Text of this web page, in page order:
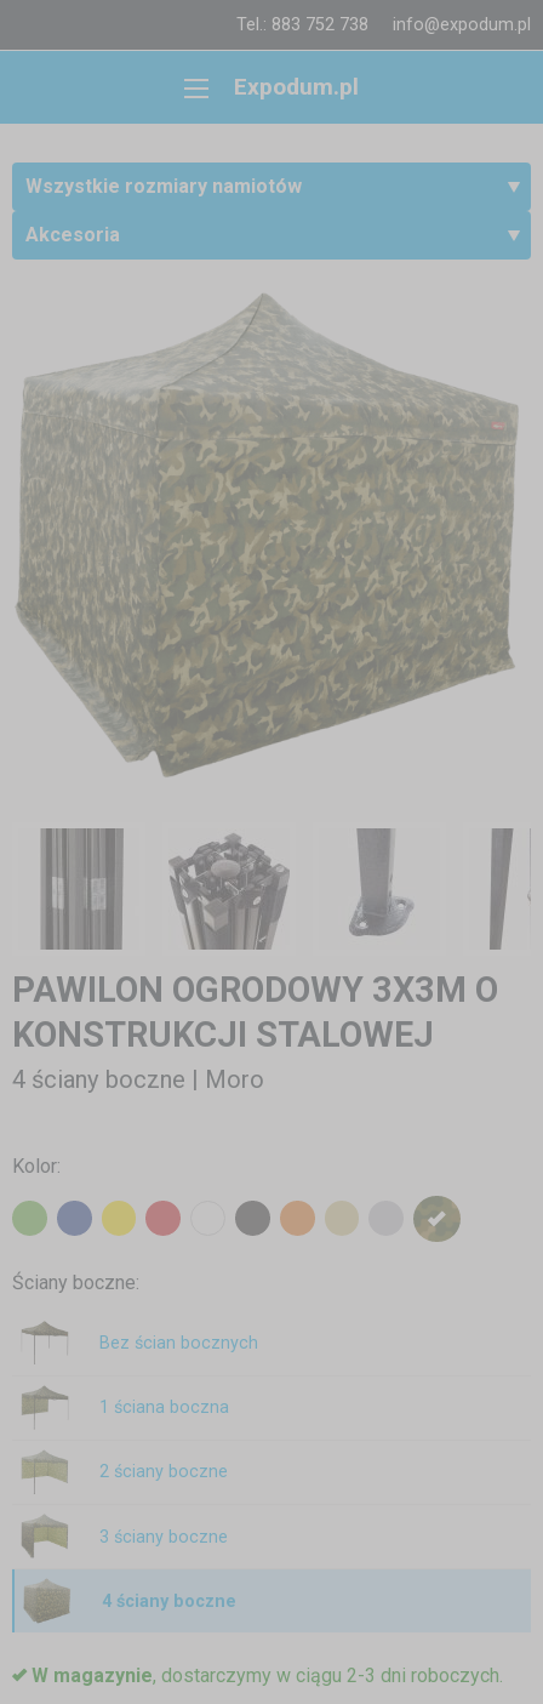
Tel.: 883 752 738 info@expodum.pl
Expodum.pl
Wszystkie rozmiary namiotów
Akcesoria
PAWILON OGRODOWY 3X3M O
KONSTRUKCJI STALOWEJ
4 ściany boczne | Moro
Kolor:
Ściany boczne:
Bez ścian bocznych
1 ściana boczna
2 ściany boczne
3 ściany boczne
4 ściany boczne
W magazynie, dostarczymy w ciągu 2-3 dni roboczych.